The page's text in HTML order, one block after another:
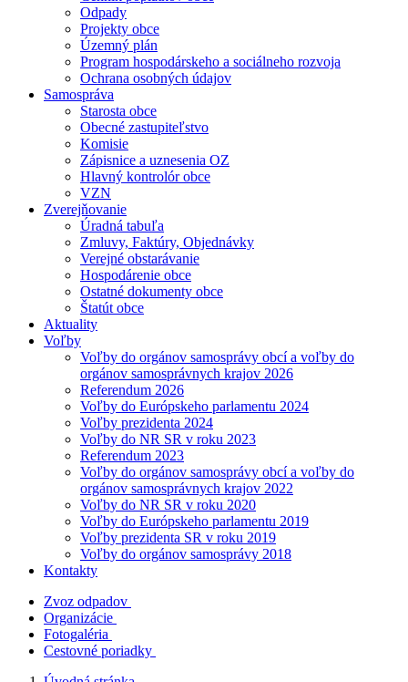
Odpady
Projekty obce
Územný plán
Program hospodárskeho a sociálneho rozvoja
Ochrana osobných údajov
Samospráva
Starosta obce
Obecné zastupiteľstvo
Komisie
Zápisnice a uznesenia OZ
Hlavný kontrolór obce
VZN
Zverejňovanie
Úradná tabuľa
Zmluvy, Faktúry, Objednávky
Verejné obstarávanie
Hospodárenie obce
Ostatné dokumenty obce
Štatút obce
Aktuality
Voľby
Voľby do orgánov samosprávy obcí a voľby do
orgánov samosprávnych krajov 2026
Referendum 2026
Voľby do Európskeho parlamentu 2024
Voľby prezidenta 2024
Voľby do NR SR v roku 2023
Referendum 2023
Voľby do orgánov samosprávy obcí a voľby do
orgánov samosprávnych krajov 2022
Voľby do NR SR v roku 2020
Voľby do Európskeho parlamentu 2019
Voľby prezidenta SR v roku 2019
Voľby do orgánov samosprávy 2018
Kontakty
Zvoz odpadov
Organizácie
Fotogaléria
Cestovné poriadky